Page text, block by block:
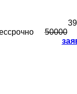
50000